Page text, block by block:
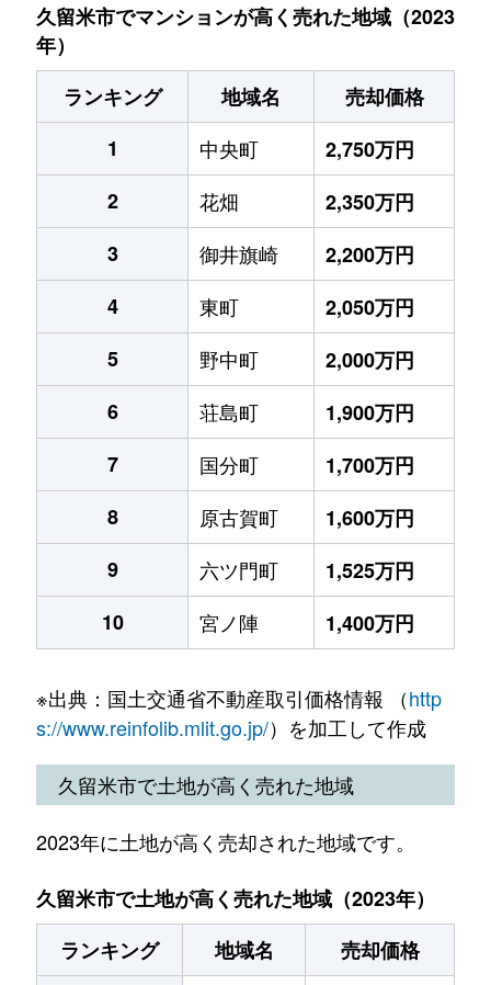
久留米市でマンションが高く売れた地域（2023
年）
ランキング
地域名
売却価格
1
中央町
2,750万円
2
花畑
2,350万円
3
御井旗崎
2,200万円
4
東町
2,050万円
5
野中町
2,000万円
6
荘島町
1,900万円
7
国分町
1,700万円
8
原古賀町
1,600万円
9
六ツ門町
1,525万円
10
宮ノ陣 1,400万円
※出典：国土交通省不動産取引価格情報 （http
s://www.reinfolib.mlit.go.jp/）を加工して作成
久留米市で土地が高く売れた地域
2023年に土地が高く売却された地域です。
久留米市で土地が高く売れた地域（2023年）
ランキング
地域名
売却価格